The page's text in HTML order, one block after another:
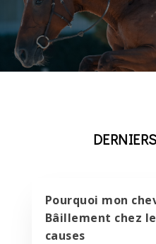
Pourquoi mon
Bâillement chez
causes